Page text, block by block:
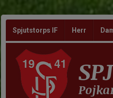
Spjutstorps IF Herr